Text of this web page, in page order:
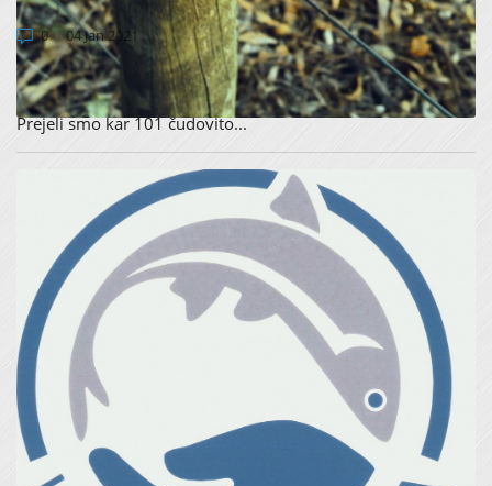
0 04 Jan 2021
31.12.2020 se je zaključil fotografski natečaj "Motivi Natura
2000."
Prejeli smo kar 101 čudovito...
ZAKLJUČEN NATEČAJ ZA NAJBOLJ IZVIRNO